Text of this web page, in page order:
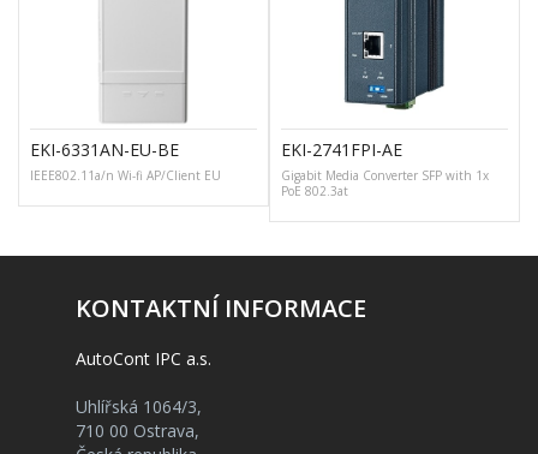
EKI-6331AN-EU-BE
IEEE802.11a/n Wi-fi AP/Client EU
EKI-2741FPI-AE
Gigabit Media Converter SFP with 1x
PoE 802.3at
KONTAKTNÍ INFORMACE
AutoCont IPC a.s.
Uhlířská 1064/3,
710 00 Ostrava,